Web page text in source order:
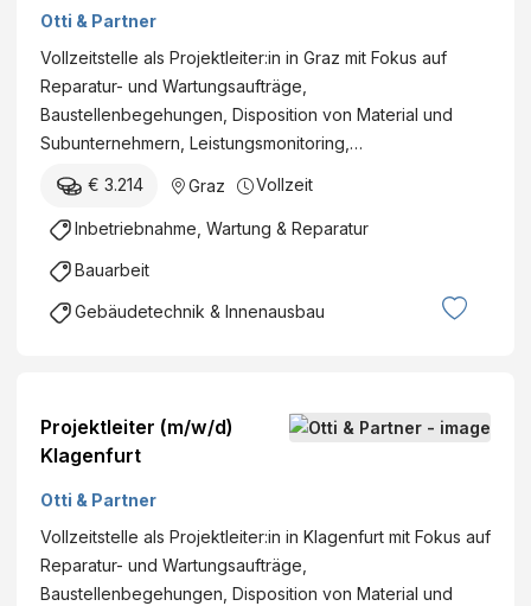
Otti & Partner
Vollzeitstelle als Projektleiter:in in Graz mit Fokus auf
Reparatur- und Wartungsaufträge,
Baustellenbegehungen, Disposition von Material und
Subunternehmern, Leistungsmonitoring,…
€ 3.214 Graz Vollzeit
Inbetriebnahme, Wartung & Reparatur
Bauarbeit
Gebäudetechnik & Innenausbau
Projektleiter (m/w/d)
Klagenfurt
Otti & Partner
Vollzeitstelle als Projektleiter:in in Klagenfurt mit Fokus auf
Reparatur- und Wartungsaufträge,
Baustellenbegehungen, Disposition von Material und